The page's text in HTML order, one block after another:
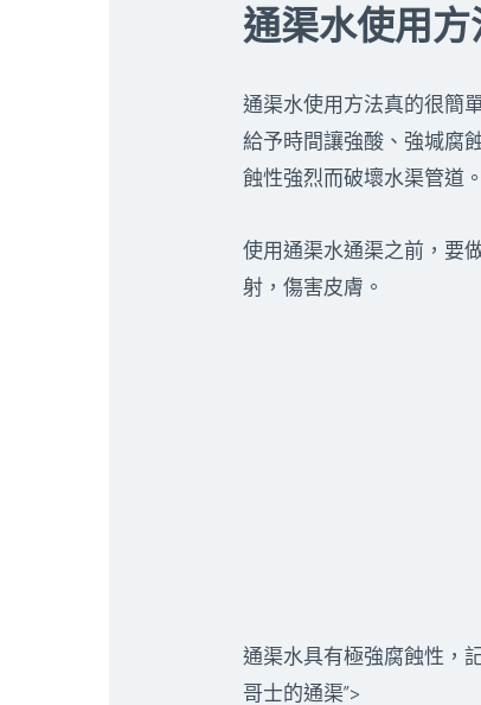
通渠水使用方
通渠水使用方法真的很簡
給予時間讓強酸、強堿腐
蝕性強烈而破壞水渠管道。
使用通渠水通渠之前，要
射，傷害皮膚。
通渠水具有極強腐蝕性，
哥士的通渠”>